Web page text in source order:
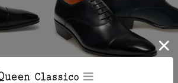
口パッド